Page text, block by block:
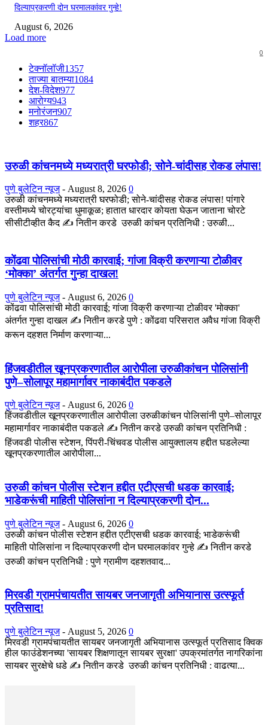
दिल्याप्रकरणी दोन घरमालकांवर गुन्हे!
August 6, 2026
Load more
0
टेक्नॉलॉजी1357
ताज्या बातम्या1084
देश-विदेश977
आरोग्य943
मनोरंजन907
शहर867
उरुळी कांचनमध्ये मध्यरात्री घरफोडी; सोने-चांदीसह रोकड लंपास!
पुणे बुलेटिन न्यूज - August 8, 2026 0
उरुळी कांचनमध्ये मध्यरात्री घरफोडी; सोने-चांदीसह रोकड लंपास! पांगारे
वस्तीमध्ये चोरट्यांचा धुमाकूळ; हातात धारदार कोयता घेऊन जाताना चोरटे
सीसीटीव्हीत कैद ✍️ नितीन करडे उरुळी कांचन प्रतिनिधी : उरुळी...
कोंढवा पोलिसांची मोठी कारवाई; गांजा विक्री करणाऱ्या टोळीवर
‘मोक्का’ अंतर्गत गुन्हा दाखल!
पुणे बुलेटिन न्यूज - August 6, 2026 0
कोंढवा पोलिसांची मोठी कारवाई; गांजा विक्री करणाऱ्या टोळीवर 'मोक्का'
अंतर्गत गुन्हा दाखल ✍️ नितीन करडे पुणे : कोंढवा परिसरात अवैध गांजा विक्री
करून दहशत निर्माण करणाऱ्या...
हिंजवडीतील खूनप्रकरणातील आरोपीला उरुळीकांचन पोलिसांनी
पुणे–सोलापूर महामार्गावर नाकाबंदीत पकडले
पुणे बुलेटिन न्यूज - August 6, 2026 0
हिंजवडीतील खूनप्रकरणातील आरोपीला उरुळीकांचन पोलिसांनी पुणे–सोलापूर
महामार्गावर नाकाबंदीत पकडले ✍️ नितीन करडे उरुळी कांचन प्रतिनिधी :
हिंजवडी पोलीस स्टेशन, पिंपरी-चिंचवड पोलीस आयुक्तालय हद्दीत घडलेल्या
खूनप्रकरणातील आरोपीला...
उरुळी कांचन पोलीस स्टेशन हद्दीत एटीएसची धडक कारवाई;
भाडेकरूंची माहिती पोलिसांना न दिल्याप्रकरणी दोन...
पुणे बुलेटिन न्यूज - August 6, 2026 0
उरुळी कांचन पोलीस स्टेशन हद्दीत एटीएसची धडक कारवाई; भाडेकरूंची
माहिती पोलिसांना न दिल्याप्रकरणी दोन घरमालकांवर गुन्हे ✍️ नितीन करडे
उरुळी कांचन प्रतिनिधी : पुणे ग्रामीण दहशतवाद...
मिरवडी ग्रामपंचायतीत सायबर जनजागृती अभियानास उत्स्फूर्त
प्रतिसाद!
पुणे बुलेटिन न्यूज - August 5, 2026 0
मिरवडी ग्रामपंचायतीत सायबर जनजागृती अभियानास उत्स्फूर्त प्रतिसाद क्विक
हील फाउंडेशनच्या 'सायबर शिक्षणातून सायबर सुरक्षा' उपक्रमांतर्गत नागरिकांना
सायबर सुरक्षेचे धडे ✍️ नितीन करडे उरुळी कांचन प्रतिनिधी : वाढत्या...